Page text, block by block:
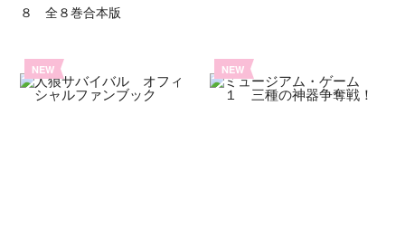
８ 全８巻合本版
NEW NEW